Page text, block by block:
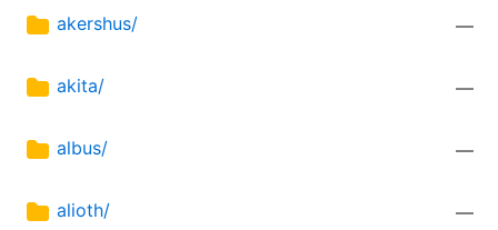
akershus/ —
akita/ —
albus/ —
alioth/ —